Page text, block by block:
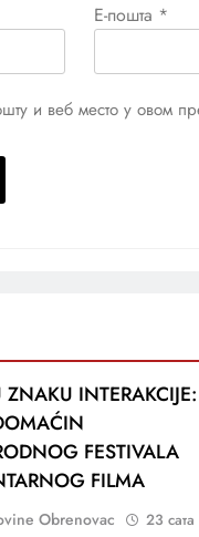
Е-пошта *
и веб место у овом
INTERAKCIJE:
FESTIVALA
FILMA
Obrenovac
23 сата